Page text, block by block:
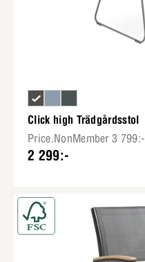
Click high Trädgårdsstol
Price.NonMember 3 799:-
2 299:-